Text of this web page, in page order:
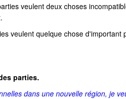
veulent deux choses
veulent quelque chose d'important
parties.
dans une nouvelle région, je